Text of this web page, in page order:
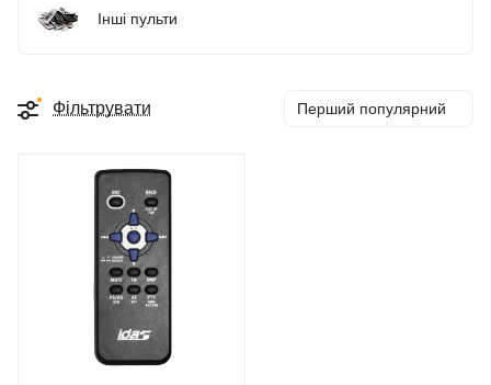
Інші пульти
Фільтрувати Перший популярний